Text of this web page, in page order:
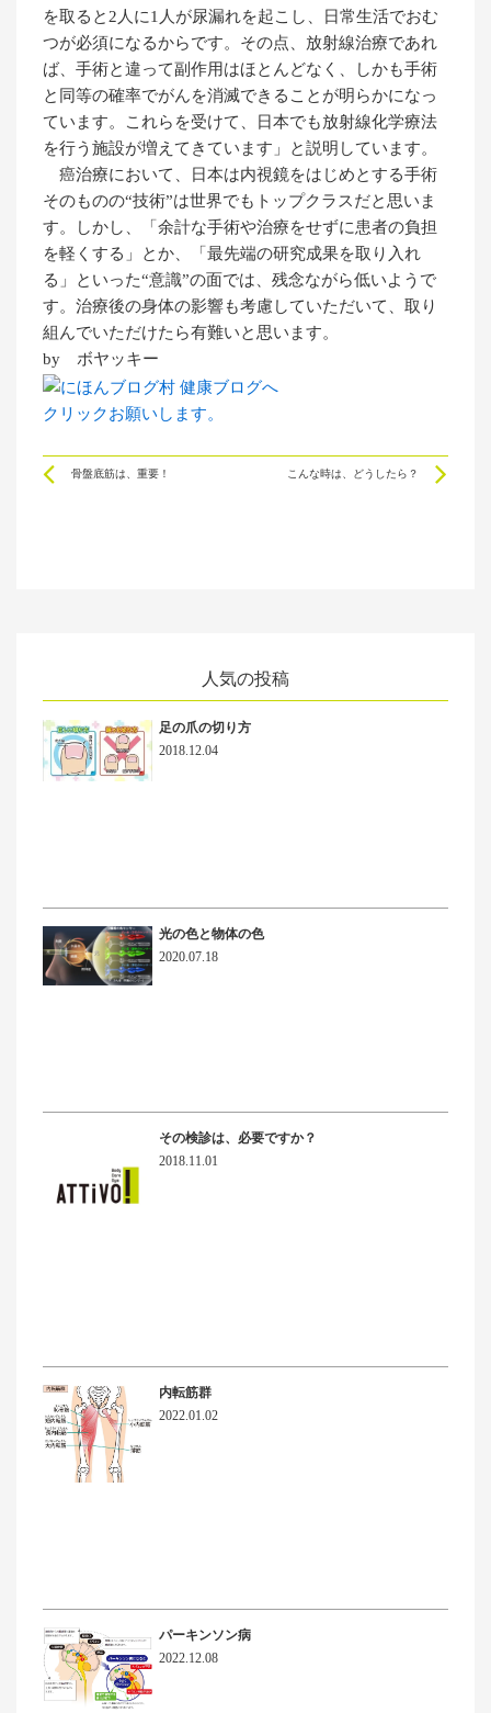
を取ると2人に1人が尿漏れを起こし、日常生活でおむ
つが必須になるからです。その点、放射線治療であれ
ば、手術と違って副作用はほとんどなく、しかも手術
と同等の確率でがんを消滅できることが明らかになっ
ています。これらを受けて、日本でも放射線化学療法
を行う施設が増えてきています」と説明しています。
癌治療において、日本は内視鏡をはじめとする手術
そのものの“技術”は世界でもトップクラスだと思いま
す。しかし、「余計な手術や治療をせずに患者の負担
を軽くする」とか、「最先端の研究成果を取り入れ
る」といった“意識”の面では、残念ながら低いようで
す。治療後の身体の影響も考慮していただいて、取り
組んでいただけたら有難いと思います。
by ボヤッキー
クリックお願いします。
Prev
骨盤底筋は、重要！ こんな時は、どうしたら？
人気の投稿
足の爪の切り方
2018.12.04
光の色と物体の色
2020.07.18
その検診は、必要ですか？
2018.11.01
内転筋群
2022.01.02
パーキンソン病
2022.12.08